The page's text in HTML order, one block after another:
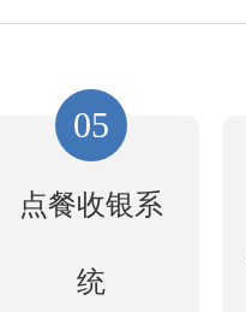
05
点餐收银系
统